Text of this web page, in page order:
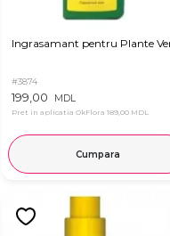
Ingrasamant pentru Plante
#3874
199,00 MDL
Pret in aplicatia OkFlora 189,00 MDL
Cumpara